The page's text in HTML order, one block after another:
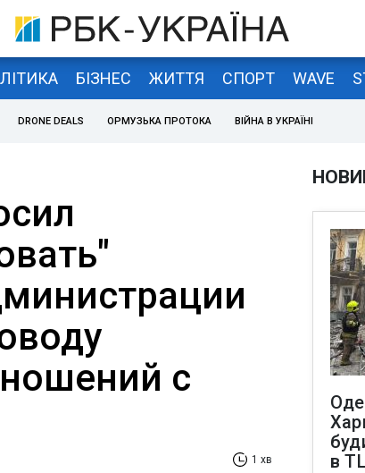
БІЗНЕС ЖИТТЯ СПОРТ WAVE
DRONE DEALS ОРМУЗЬКА ПРОТОКА ВІЙНА В УКРАЇНІ
с
1 хв
в